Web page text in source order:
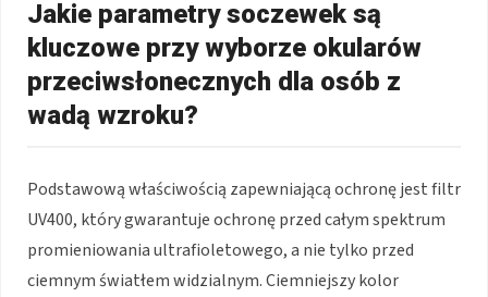
Jakie parametry soczewek są
kluczowe przy wyborze okularów
przeciwsłonecznych dla osób z
wadą wzroku?
Podstawową właściwością zapewniającą ochronę jest filtr
UV400, który gwarantuje ochronę przed całym spektrum
promieniowania ultrafioletowego, a nie tylko przed
ciemnym światłem widzialnym. Ciemniejszy kolor